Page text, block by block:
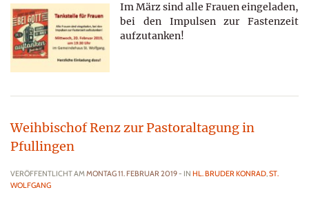
Im März sind alle Frauen eingeladen,
bei den Impulsen zur Fastenzeit
aufzutanken!
Weihbischof Renz zur Pastoraltagung in
Pfullingen
VERÖFFENTLICHT AMMONTAG 11. FEBRUAR 2019- IN HL. BRUDER KONRAD,ST.
WOLFGANG